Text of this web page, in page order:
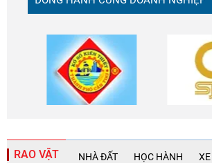
RAO VẶT NHÀ ĐẤT HỌC HÀNH XE